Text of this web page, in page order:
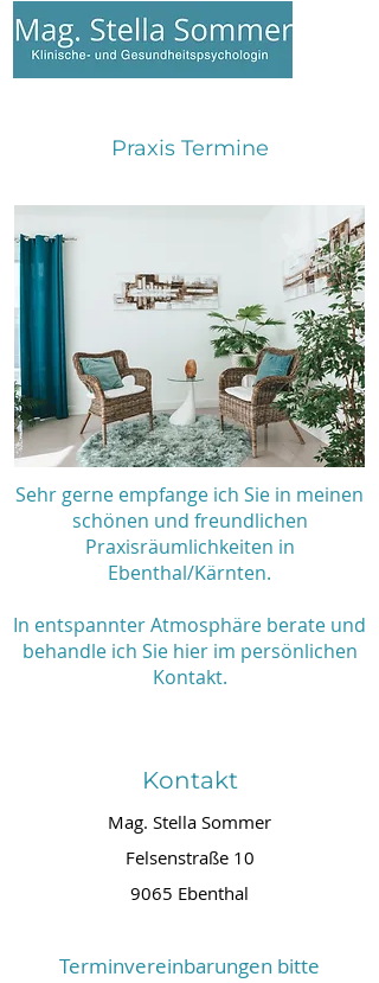
Praxis Termine
Sehr gerne empfange ich Sie in meinen
schönen und freundlichen
Praxisräumlichkeiten in
Ebenthal/Kärnten.
In entspannter Atmosphäre berate und
behandle ich Sie hier im persönlichen
Kontakt.
Kontakt
Mag. Stella Sommer
Felsenstraße 10
9065 Ebenthal
Terminvereinbarungen bitte